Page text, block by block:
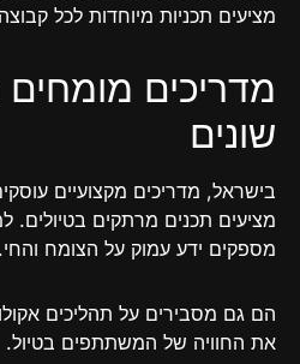
מציעים תכניות מיוחדות לכל
מדריכים
שונים
בישראל, מדריכים מקצועיים
מציעים תכנים מרתקים בטיולים.
מספקים ידע עמוק על הצומח והחי.
הם גם מסבירים על תהליכים
את החוויה של המשתתפים בטיול.